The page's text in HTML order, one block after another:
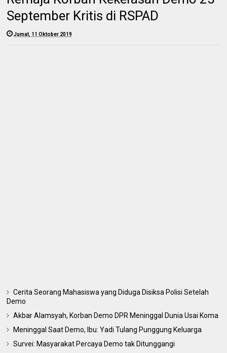
September Kritis di RSPAD
Jumat, 11 Oktober 2019
Cerita Seorang Mahasiswa yang Diduga Disiksa Polisi Setelah
Demo
Akbar Alamsyah, Korban Demo DPR Meninggal Dunia Usai Koma
Meninggal Saat Demo, Ibu: Yadi Tulang Punggung Keluarga
Survei: Masyarakat Percaya Demo tak Ditunggangi